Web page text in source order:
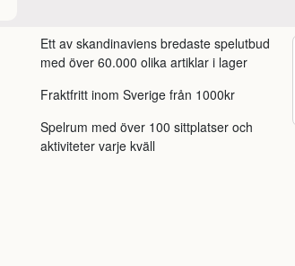
Ett av skandinaviens bredaste spelutbud
med över 60.000 olika artiklar i lager
Fraktfritt inom Sverige från 1000kr
Spelrum med över 100 sittplatser och
aktiviteter varje kväll